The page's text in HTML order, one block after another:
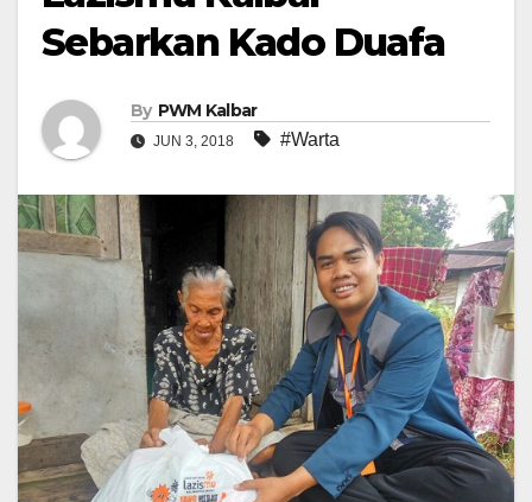
Sebarkan Kado Duafa
By PWM Kalbar
JUN 3, 2018 #Warta